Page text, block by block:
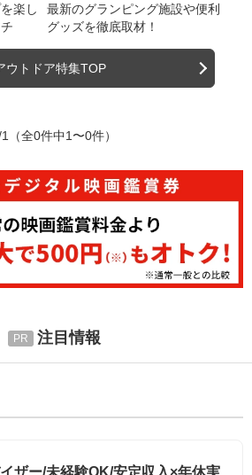
楽し
最新のグランピング施設や便利
グッズを徹底取材！
ウトドア特集TOP
（全0件中1〜0件）
注目情報